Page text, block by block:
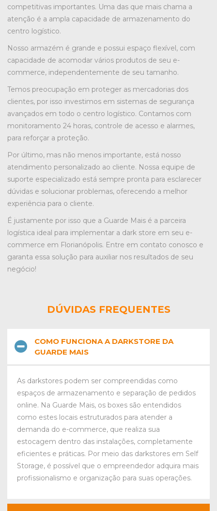
competitivas importantes. Uma das que mais chama a
atenção é a ampla capacidade de armazenamento do
centro logístico.
Nosso armazém é grande e possui espaço flexível, com
capacidade de acomodar vários produtos de seu e-
commerce, independentemente de seu tamanho.
Temos preocupação em proteger as mercadorias dos
clientes, por isso investimos em sistemas de segurança
avançados em todo o centro logístico. Contamos com
monitoramento 24 horas, controle de acesso e alarmes,
para reforçar a proteção.
Por último, mas não menos importante, está nosso
atendimento personalizado ao cliente. Nossa equipe de
suporte especializado está sempre pronta para esclarecer
dúvidas e solucionar problemas, oferecendo a melhor
experiência para o cliente.
É justamente por isso que a Guarde Mais é a parceira
logística ideal para implementar a dark store em seu e-
commerce em Florianópolis. Entre em contato conosco e
garanta essa solução para auxiliar nos resultados de seu
negócio!
DÚVIDAS FREQUENTES
COMO FUNCIONA A DARKSTORE DA
GUARDE MAIS
As darkstores podem ser compreendidas como
espaços de armazenamento e separação de pedidos
online. Na Guarde Mais, os boxes são entendidos
como estes locais estruturados para atender a
demanda do e-commerce, que realiza sua
estocagem dentro das instalações, completamente
eficientes e práticas. Por meio das darkstores em Self
Storage, é possível que o empreendedor adquira mais
profissionalismo e organização para suas operações.